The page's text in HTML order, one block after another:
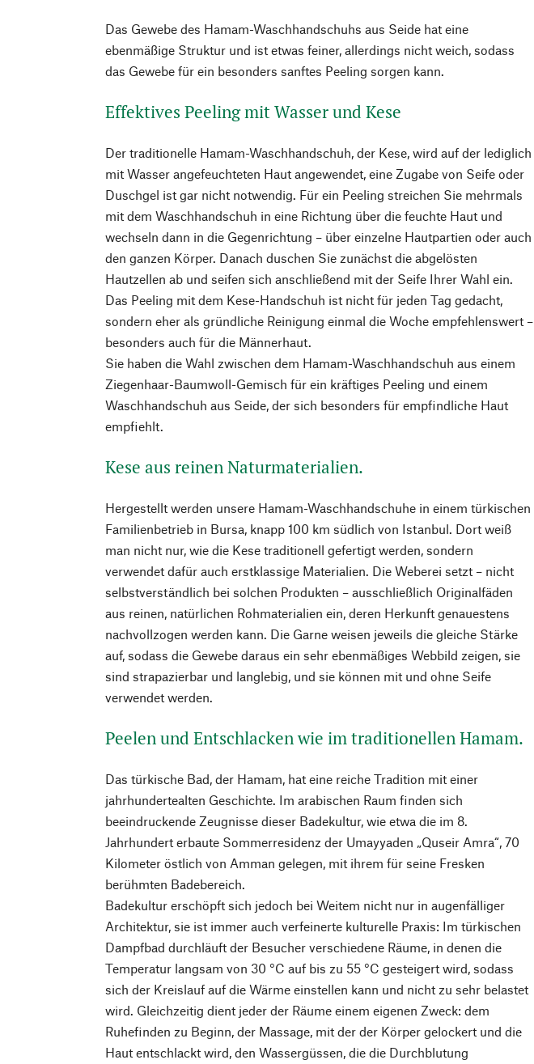
Das Gewebe des Hamam-Waschhandschuhs aus Seide hat eine
ebenmäßige Struktur und ist etwas feiner, allerdings nicht weich, sodass
das Gewebe für ein besonders sanftes Peeling sorgen kann.
Effektives Peeling mit Wasser und Kese
Der traditionelle Hamam-Waschhandschuh, der Kese, wird auf der lediglich
mit Wasser angefeuchteten Haut angewendet, eine Zugabe von Seife oder
Duschgel ist gar nicht notwendig. Für ein Peeling streichen Sie mehrmals
mit dem Waschhandschuh in eine Richtung über die feuchte Haut und
wechseln dann in die Gegenrichtung – über einzelne Hautpartien oder auch
den ganzen Körper. Danach duschen Sie zunächst die abgelösten
Hautzellen ab und seifen sich anschließend mit der Seife Ihrer Wahl ein.
Das Peeling mit dem Kese-Handschuh ist nicht für jeden Tag gedacht,
sondern eher als gründliche Reinigung einmal die Woche empfehlenswert –
besonders auch für die Männerhaut.
Sie haben die Wahl zwischen dem Hamam-Waschhandschuh aus einem
Ziegenhaar-Baumwoll-Gemisch für ein kräftiges Peeling und einem
Waschhandschuh aus Seide, der sich besonders für empfindliche Haut
empfiehlt.
Kese aus reinen Naturmaterialien.
Hergestellt werden unsere Hamam-Waschhandschuhe in einem türkischen
Familienbetrieb in Bursa, knapp 100 km südlich von Istanbul. Dort weiß
man nicht nur, wie die Kese traditionell gefertigt werden, sondern
verwendet dafür auch erstklassige Materialien. Die Weberei setzt – nicht
selbstverständlich bei solchen Produkten – ausschließlich Originalfäden
aus reinen, natürlichen Rohmaterialien ein, deren Herkunft genauestens
nachvollzogen werden kann. Die Garne weisen jeweils die gleiche Stärke
auf, sodass die Gewebe daraus ein sehr ebenmäßiges Webbild zeigen, sie
sind strapazierbar und langlebig, und sie können mit und ohne Seife
verwendet werden.
Peelen und Entschlacken wie im traditionellen Hamam.
Das türkische Bad, der Hamam, hat eine reiche Tradition mit einer
jahrhundertealten Geschichte. Im arabischen Raum finden sich
beeindruckende Zeugnisse dieser Badekultur, wie etwa die im 8.
Jahrhundert erbaute Sommerresidenz der Umayyaden „Quseir Amra“, 70
Kilometer östlich von Amman gelegen, mit ihrem für seine Fresken
berühmten Badebereich.
Badekultur erschöpft sich jedoch bei Weitem nicht nur in augenfälliger
Architektur, sie ist immer auch verfeinerte kulturelle Praxis: Im türkischen
Dampfbad durchläuft der Besucher verschiedene Räume, in denen die
Temperatur langsam von 30 °C auf bis zu 55 °C gesteigert wird, sodass
sich der Kreislauf auf die Wärme einstellen kann und nicht zu sehr belastet
wird. Gleichzeitig dient jeder der Räume einem eigenen Zweck: dem
Ruhefinden zu Beginn, der Massage, mit der der Körper gelockert und die
Haut entschlackt wird, den Wassergüssen, die die Durchblutung